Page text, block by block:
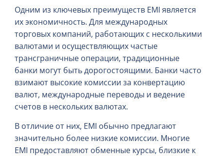
Одним из ключевых преимуществ EMI является
их экономичность. Для международных
торговых компаний, работающих с несколькими
валютами и осуществляющих частые
трансграничные операции, традиционные
банки могут быть дорогостоящими. Банки часто
взимают высокие комиссии за конвертацию
валют, международные переводы и ведение
счетов в нескольких валютах.
В отличие от них, EMI обычно предлагают
значительно более низкие комиссии. Многие
EMI предоставляют обменные курсы, близкие к